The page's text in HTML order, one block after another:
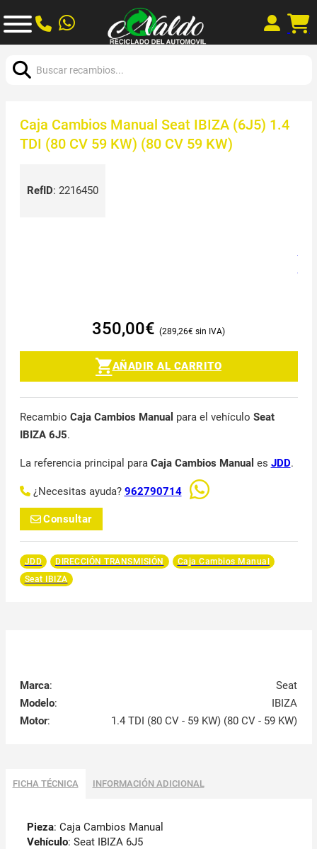
Caja Cambios Manual Seat IBIZA (6J5) 1.4
TDI (80 CV 59 KW) (80 CV 59 KW)
RefID: 2216450
350,00€ 289,26€
AÑADIR AL CARRITO
Recambio Caja Cambios Manual para el vehículo Seat
IBIZA 6J5.
La referencia principal para Caja Cambios Manual es JDD.
¿Necesitas ayuda? 962790714
Consultar
JDD DIRECCIÓN TRANSMISIÓN
Caja Cambios Manual
Seat IBIZA
Marca:
Seat
Modelo:
IBIZA
Motor: 1.4 TDI (80 CV - 59 KW) (80 CV - 59 KW)
FICHA TÉCNICA INFORMACIÓN ADICIONAL
Pieza: Caja Cambios Manual
Vehículo: Seat IBIZA 6J5